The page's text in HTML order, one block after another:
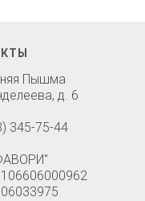
Пышма
д. 6
345-75-44